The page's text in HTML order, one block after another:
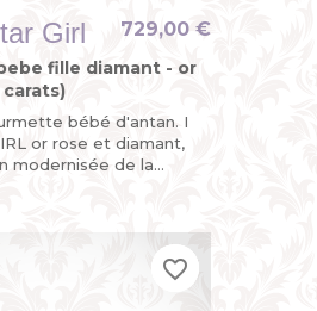
Girl
fille diamant - or
carats)
bébé d'antan. I
or rose et diamant,
modernisée de la
729,00 €
favorite_border
favorite_border
favorite_border